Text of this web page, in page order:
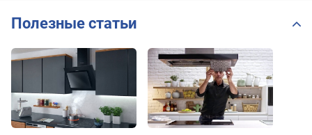
Полезные статьи